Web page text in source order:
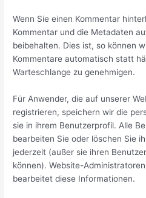
Wenn Sie einen Kommentar
Kommentar und die Metadaten
beibehalten. Dies ist, so können
Kommentare automatisch statt
Warteschlange zu genehmigen.
Für Anwender, die auf unserer
registrieren, speichern wir die
sie in ihrem Benutzerprofil. Alle
bearbeiten Sie oder löschen Sie
jederzeit (außer sie ihren
können). Website-
bearbeitet diese Informationen.